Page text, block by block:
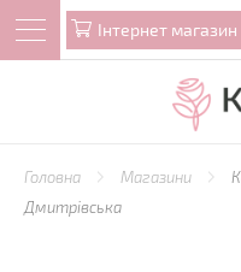
Iнтернет магазин
Головна Магазини
Дмитрівська